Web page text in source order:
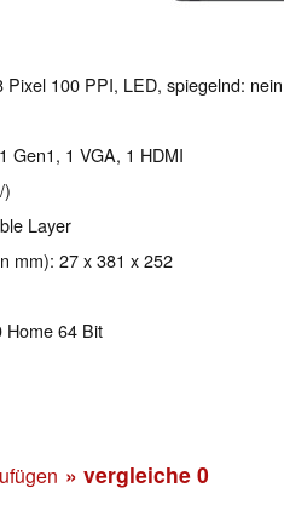
100 PPI, LED, spiegelnd: nein
Gen1, 1 VGA, 1 HDMI
Layer
mm): 27 x 381 x 252
Home 64 Bit
» vergleiche 0